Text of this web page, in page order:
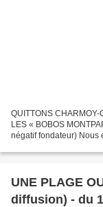
QUITTONS CHARMOY-
LES « BOBOS
négatif fondateur) Nous
UNE PLAGE OUBLIÉE À
diffusion) - du